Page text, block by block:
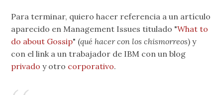
Para terminar, quiero hacer referencia a un artículo
aparecido en Management Issues titulado "What to
do about Gossip" (qué hacer con los chismorreos) y
con el link a un trabajador de IBM con un blog
privado y otro corporativo.